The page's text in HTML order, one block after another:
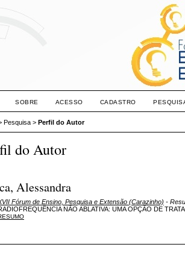
SOBRE ACESSO CADASTRO
Pesquisa > Perfil do Autor
do Autor
Alessandra
Fórum de Ensino, Pesquisa e Extensão (Carazinho) -
NÃO ABLATIVA: UMA OPÇÃO DE